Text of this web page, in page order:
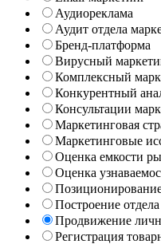
Аудиореклама
Аудит отдела
Бренд-платформа
Вирусный
Комплексный
Конкурентный
Консультации
Маркетинговая
Маркетинговые
Оценка емкости
Оценка
Построение
Продвижение
Регистрация